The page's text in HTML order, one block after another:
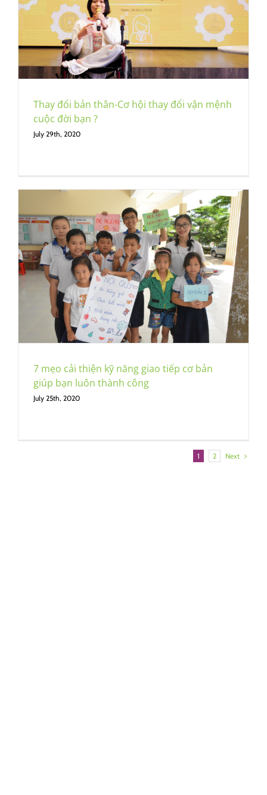
Thay đổi bản thân-Cơ hội thay đổi vận mệnh
cuộc đời bạn ?
July 29th, 2020
7 mẹo cải thiện kỹ năng giao tiếp cơ bản
giúp bạn luôn thành công
July 25th, 2020
1 2 Next